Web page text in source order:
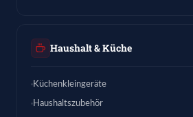
Haushalt & Küche
Küchenkleingeräte
Haushaltszubehör